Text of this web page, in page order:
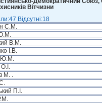
Вітчизни
Відсутні:18
С.М.
В.М.
І.В.
Ю.М.
М. .
П.І.